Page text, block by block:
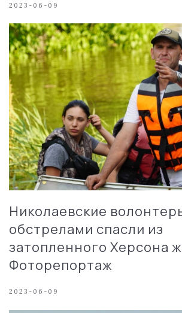
2023-06-09
Николаевские
обстрелами спасли из
затопленного Херсона
Фоторепортаж
2023-06-09